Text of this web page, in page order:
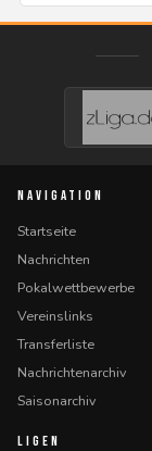
NAVIGATION
Startseite
Nachrichten
Pokalwettbewerbe
Vereinslinks
Transferliste
Nachrichtenarchiv
Saisonarchiv
LIGEN